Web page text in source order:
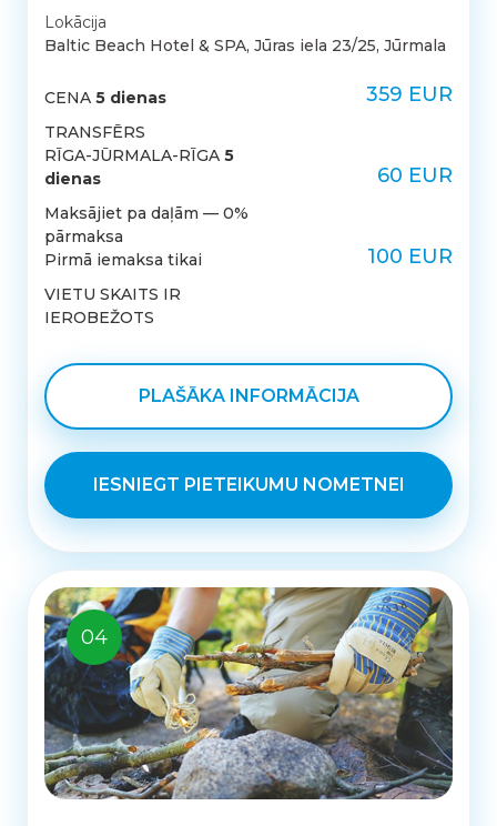
Lokācija
Baltic Beach Hotel & SPA, Jūras iela 23/25, Jūrmala
CENA 5 dienas 359 EUR
TRANSFĒRS
RĪGA-JŪRMALA-RĪGA 5
dienas
60 EUR
Maksājiet pa daļām — 0%
pārmaksa
Pirmā iemaksa tikai
100 EUR
VIETU SKAITS IR
IEROBEŽOTS
PLAŠĀKA INFORMĀCIJA
IESNIEGT PIETEIKUMU NOMETNEI
04